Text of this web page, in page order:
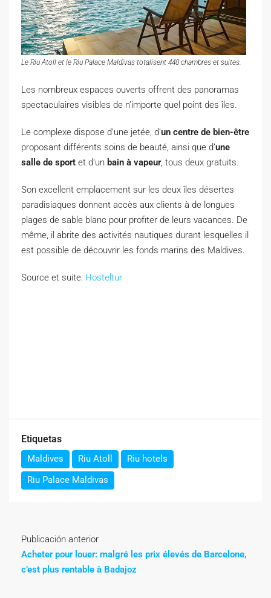
Le Riu Atoll et le Riu Palace Maldivas totalisent 440 chambres et suites.
Les nombreux espaces ouverts offrent des panoramas
spectaculaires visibles de n’importe quel point des îles.
Le complexe dispose d’une jetée, d’un centre de bien-être
proposant différents soins de beauté, ainsi que d’une
salle de sport et d’un bain à vapeur, tous deux gratuits.
Son excellent emplacement sur les deux îles désertes
paradisiaques donnent accès aux clients à de longues
plages de sable blanc pour profiter de leurs vacances. De
même, il abrite des activités nautiques durant lesquelles il
est possible de découvrir les fonds marins des Maldives.
Source et suite: Hosteltur
Etiquetas
Maldives Riu Atoll
Riu hotels
Riu Palace Maldivas
Publicación anterior
Acheter pour louer: malgré les prix élevés de Barcelone,
c’est plus rentable à Badajoz